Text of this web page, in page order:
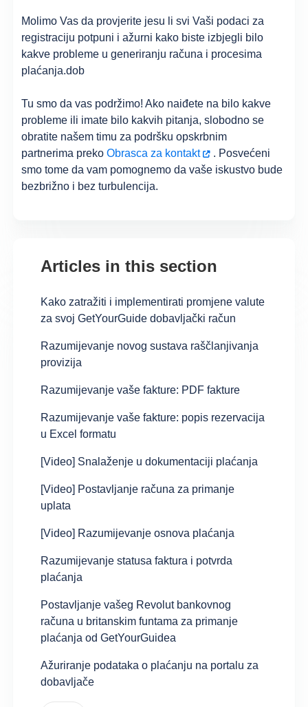
Molimo Vas da provjerite jesu li svi Vaši podaci za
registraciju potpuni i ažurni kako biste izbjegli bilo
kakve probleme u generiranju računa i procesima
plaćanja.dob
Tu smo da vas podržimo! Ako naiđete na bilo kakve
probleme ili imate bilo kakvih pitanja, slobodno se
obratite našem timu za podršku opskrbnim
partnerima preko Obrasca za kontakt
. Posvećeni
smo tome da vam pomognemo da vaše iskustvo bude
bezbrižno i bez turbulencija.
Articles in this section
Kako zatražiti i implementirati promjene valute
za svoj GetYourGuide dobavljački račun
Razumijevanje novog sustava raščlanjivanja
provizija
Razumijevanje vaše fakture: PDF fakture
Razumijevanje vaše fakture: popis rezervacija
u Excel formatu
[Video] Snalaženje u dokumentaciji plaćanja
[Video] Postavljanje računa za primanje
uplata
[Video] Razumijevanje osnova plaćanja
Razumijevanje statusa faktura i potvrda
plaćanja
Postavljanje vašeg Revolut bankovnog
računa u britanskim funtama za primanje
plaćanja od GetYourGuidea
Ažuriranje podataka o plaćanju na portalu za
dobavljače